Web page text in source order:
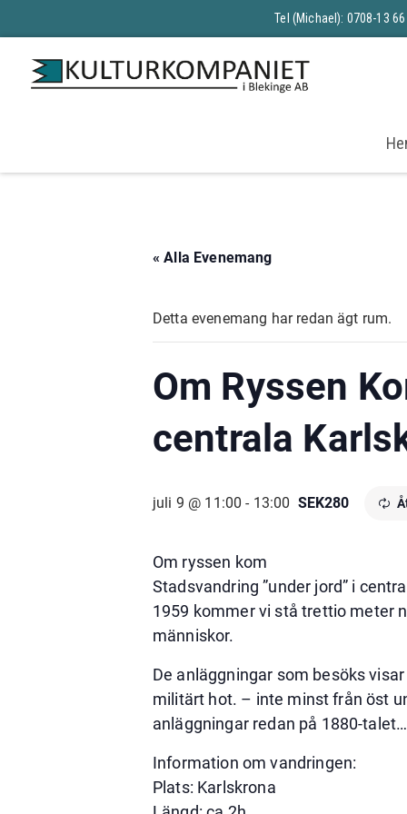
Tel (Michael): 0708-13
« Alla Evenemang
Detta evenemang har redan ägt rum.
Om Ryssen
centrala
juli 9 @ 11:00 - 13:00 SEK280
Om ryssen kom
Stadsvandring ”under jord” i
1959 kommer vi stå trettio meter
människor.
De anläggningar som besöks
militärt hot. – inte minst från öst
anläggningar redan på 1880-talet…
Information om vandringen:
Plats: Karlskrona